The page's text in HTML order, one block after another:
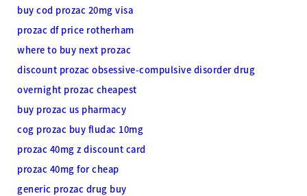
buy cod prozac 20mg visa
prozac df price rotherham
where to buy next prozac
discount prozac obsessive-compulsive disorder drug
overnight prozac cheapest
buy prozac us pharmacy
cog prozac buy fludac 10mg
prozac 40mg z discount card
prozac 40mg for cheap
generic prozac drug buy